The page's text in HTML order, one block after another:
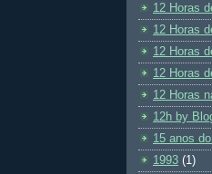
12 Horas
12 Horas
12 Horas
12 Horas
12 Horas
12h by
15 anos
1993 (1)